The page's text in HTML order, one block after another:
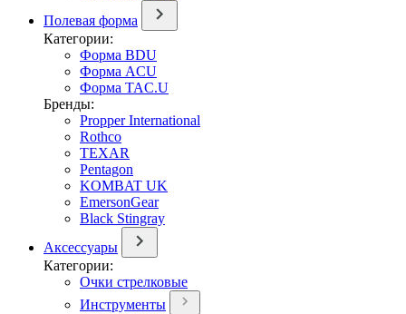
Полевая форма
Категории:
Форма BDU
Форма ACU
Форма TAC.U
Бренды:
Propper International
Rothco
TEXAR
Pentagon
KOMBAT UK
EmersonGear
Black Stingray
Аксессуары
Категории:
Очки стрелковые
Инструменты